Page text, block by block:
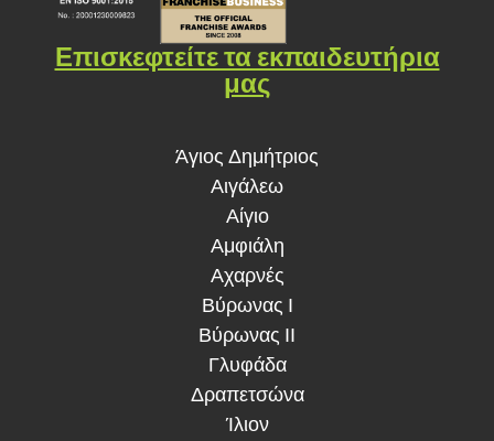
Επισκεφτείτε τα εκπαιδευτήρια
μας
Άγιος Δημήτριος
Αιγάλεω
Αίγιο
Αμφιάλη
Αχαρνές
Βύρωνας Ι
Βύρωνας ΙΙ
Γλυφάδα
Δραπετσώνα
Ίλιον